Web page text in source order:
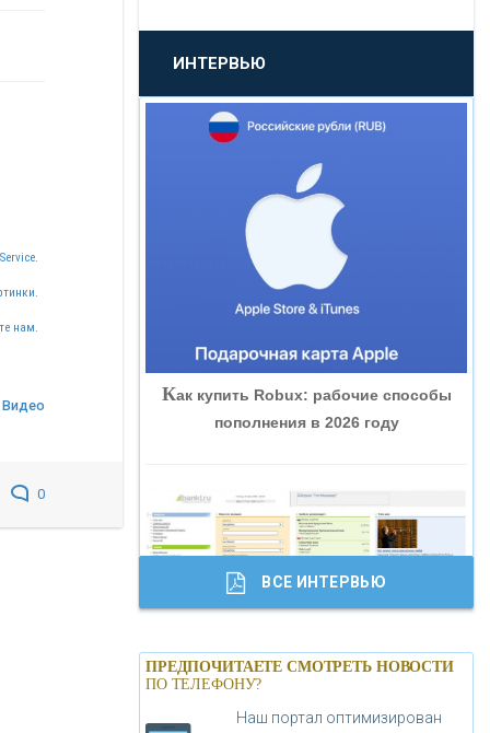
нам.
Видео
0
«ПРОМСВЯЗЬБАНК»
«НОВИКОМБАНК»
«СМП БАНК»
«ВНЕШПРОМБАНК»
«БАНК ГЛОБЭКС»
«ТРАСТ»
«ГАЗПРОМБАНК»
«МОСКОВСКИЙ КРЕДИТНЫЙ
БАНК»
ИНТЕРВЬЮ
Как купить Robux: рабочие способы
пополнения в 2026 году
Банки.ру обновил логотип впервые за
19 лет - «Лента новостей»
ВСЕ ИНТЕРВЬЮ
ПРЕДПОЧИТАЕТЕ СМОТРЕТЬ НОВОСТИ
ПО ТЕЛЕФОНУ?
Наш портал оптимизирован